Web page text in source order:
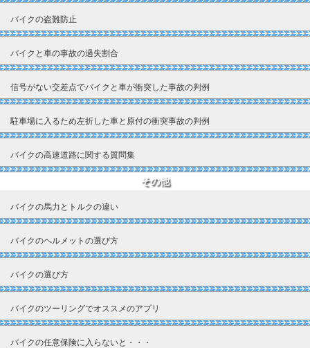
バイクの盗難防止
バイクと車の事故の過失割合
信号がない交差点でバイクと車が衝突した事故の判例
駐車場に入るため左折した車と原付の衝突事故の判例
バイクの高速道路に関する質問集
その他
バイクの馬力とトルクの違い
バイクのヘルメットの選び方
バイクの選び方
バイクのツーリングでオススメのアプリ
バイクの任意保険に入らないと・・・